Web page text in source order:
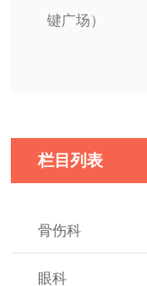
键广场）
栏目列表
骨伤科
眼科